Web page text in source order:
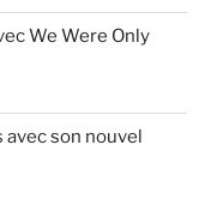
We Were Only
son nouvel